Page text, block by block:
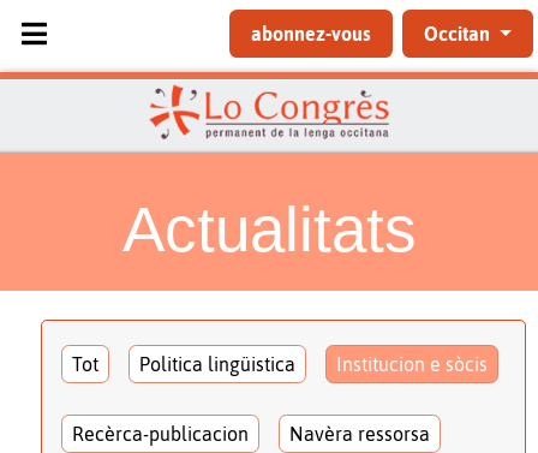
Sélectionnez votre langue
abonnez-vous Occitan
Actualitats
Tot Politica lingüistica Institucion e sòcis
Recèrca-publicacion Navèra ressorsa